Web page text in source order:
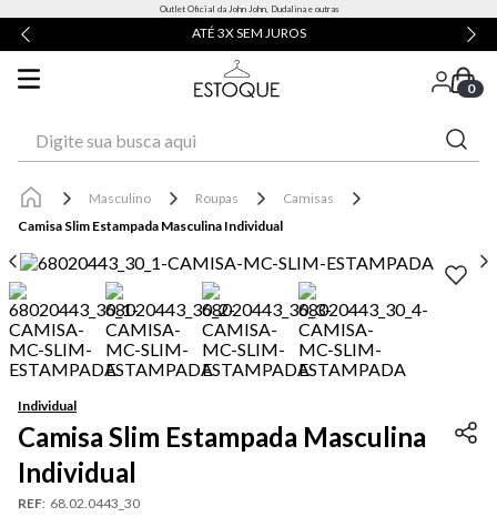
Outlet Oficial da John John, Dudalina e outras
ATÉ 3X SEM JUROS
0
Masculino Roupas
Camisas
Camisa Slim Estampada Masculina Individual
Individual
Camisa Slim Estampada Masculina
Individual
REF: 68.02.0443_30